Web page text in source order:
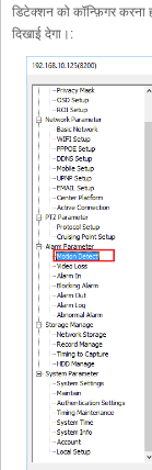
डिटेक्शन को कॉन्फ़िगर करना
दिखाई देगा।: